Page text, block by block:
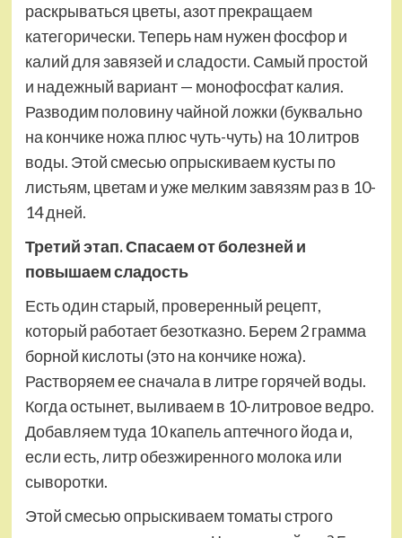
раскрываться цветы, азот прекращаем
категорически. Теперь нам нужен фосфор и
калий для завязей и сладости. Самый простой
и надежный вариант — монофосфат калия.
Разводим половину чайной ложки (буквально
на кончике ножа плюс чуть-чуть) на 10 литров
воды. Этой смесью опрыскиваем кусты по
листьям, цветам и уже мелким завязям раз в 10-
14 дней.
Третий этап. Спасаем от болезней и
повышаем сладость
Есть один старый, проверенный рецепт,
который работает безотказно. Берем 2 грамма
борной кислоты (это на кончике ножа).
Растворяем ее сначала в литре горячей воды.
Когда остынет, выливаем в 10-литровое ведро.
Добавляем туда 10 капель аптечного йода и,
если есть, литр обезжиренного молока или
сыворотки.
Этой смесью опрыскиваем томаты строго